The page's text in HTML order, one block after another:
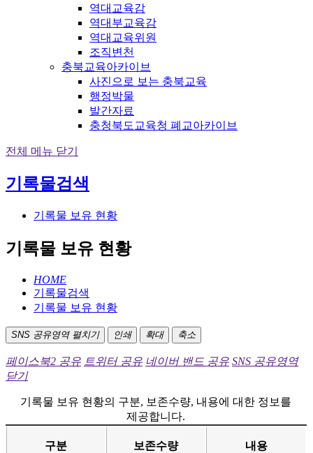
역대교육감
역대부교육감
역대교육위원
조직변천
충북교육아카이브
사진으로 보는 충북교육
행정박물
발간자료
충청북도교육청 폐교아카이브
전체 메뉴 닫기
기록물검색
기록물 보유 현황
기록물 보유 현황
HOME
기록물검색
기록물 보유 현황
SNS 공유영역 펼치기 인쇄 확대 축소
페이스북2 공유 트위터 공유 네이버 밴드 공유 SNS 공유영역
닫기
기록물 보유 현황의 구분, 보존수량, 내용에 대한 정보를
제공합니다.
구분 보존수량 내용